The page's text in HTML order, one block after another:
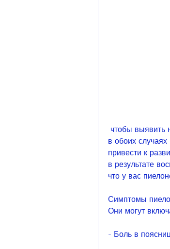
в обоих
привести к
в результате
что у вас
Симптомы
Они могут
- Боль в